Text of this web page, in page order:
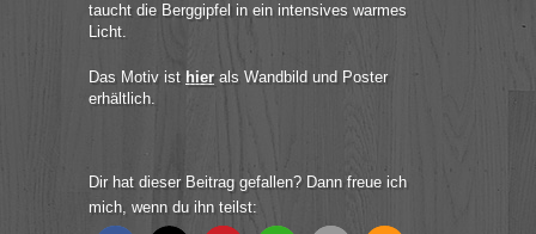
taucht die Berggipfel in ein intensives warmes
Licht.
Das Motiv ist hier als Wandbild und Poster
erhältlich.
Dir hat dieser Beitrag gefallen? Dann freue ich
mich, wenn du ihn teilst: